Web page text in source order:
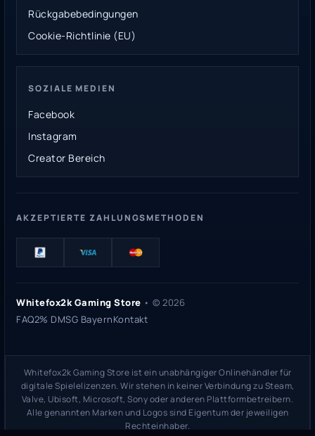
Rückgabebedingungen
Cookie-Richtlinie (EU)
SOZIALE MEDIEN
Facebook
Instagram
Creator Bereich
AKZEPTIERTE ZAHLUNGSMETHODEN
Whitefox2k Gaming Store • © 2026
FAQ2% DMSG BayernKontakt
Whitefox2k Gaming Store ist ein unabhängiger Onlinehändler für
digitale Spielelizenzen. Wir stehen in keiner Verbindung zu Steam,
Valve, Ubisoft, Microsoft, Sony oder anderen Plattformbetreibern.
Alle genannten Marken und Logos sind Eigentum der jeweiligen
Rechteinhaber.